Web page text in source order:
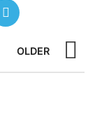
OLDER